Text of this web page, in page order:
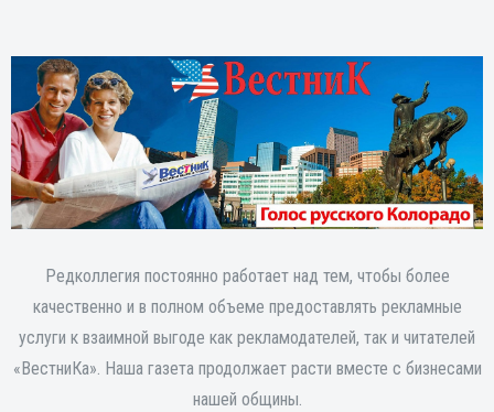
Редколлегия постоянно работает над тем, чтобы более
качественно и в полном объеме предоставлять рекламные
услуги к взаимной выгоде как рекламодателей, так и читателей
«ВестниКа». Наша газета продолжает расти вместе с бизнесами
нашей общины.